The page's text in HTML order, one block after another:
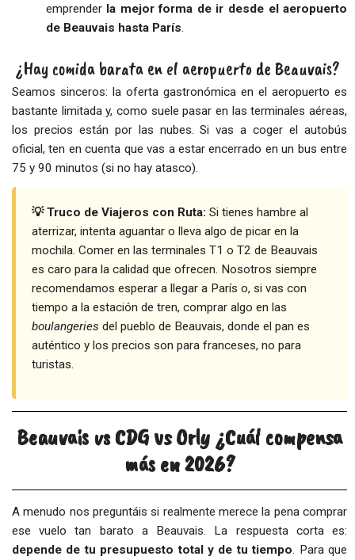
emprender la mejor forma de ir desde el aeropuerto
de Beauvais hasta París.
¿Hay comida barata en el aeropuerto de Beauvais?
Seamos sinceros: la oferta gastronómica en el aeropuerto es
bastante limitada y, como suele pasar en las terminales aéreas,
los precios están por las nubes. Si vas a coger el autobús
oficial, ten en cuenta que vas a estar encerrado en un bus entre
75 y 90 minutos (si no hay atasco).
💡 Truco de Viajeros con Ruta: Si tienes hambre al
aterrizar, intenta aguantar o lleva algo de picar en la
mochila. Comer en las terminales T1 o T2 de Beauvais
es caro para la calidad que ofrecen. Nosotros siempre
recomendamos esperar a llegar a París o, si vas con
tiempo a la estación de tren, comprar algo en las
boulangeries del pueblo de Beauvais, donde el pan es
auténtico y los precios son para franceses, no para
turistas.
Beauvais vs CDG vs Orly ¿Cuál compensa
más en 2026?
A menudo nos preguntáis si realmente merece la pena comprar
ese vuelo tan barato a Beauvais. La respuesta corta es:
depende de tu presupuesto total y de tu tiempo . Para que